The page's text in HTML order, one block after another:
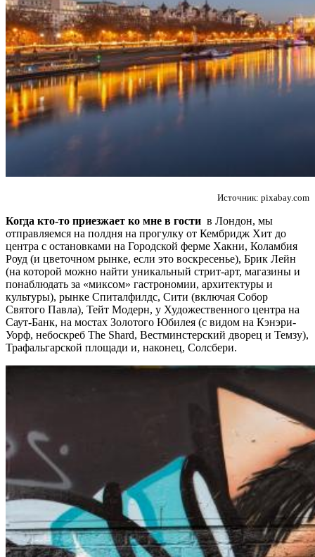
Источник: pixabay.com
Когда кто-то приезжает ко мне в гости в Лондон, мы
отправляемся на полдня на прогулку от Кембридж Хит до
центра с остановками на Городской ферме Хакни, Коламбия
Роуд (и цветочном рынке, если это воскресенье), Брик Лейн
(на которой можно найти уникальный стрит-арт, магазины и
понаблюдать за «миксом» гастрономии, архитектуры и
культуры), рынке Спиталфилдс, Сити (включая Собор
Святого Павла), Тейт Модерн, у Художественного центра на
Саут-Банк, на мостах Золотого Юбилея (с видом на Кэнэри-
Уорф, небоскреб The Shard, Вестминстерский дворец и Темзу),
Трафальгарской площади и, наконец, Солсбери.